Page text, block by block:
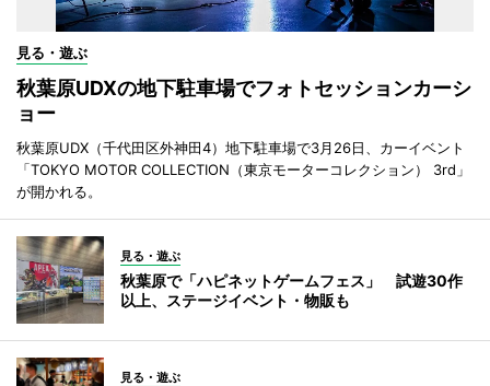
見る・遊ぶ
秋葉原UDXの地下駐車場でフォトセッションカーシ
ョー
秋葉原UDX（千代田区外神田4）地下駐車場で3月26日、カーイベント
「TOKYO MOTOR COLLECTION（東京モーターコレクション） 3rd」
が開かれる。
見る・遊ぶ
秋葉原で「ハピネットゲームフェス」 試遊30作
以上、ステージイベント・物販も
見る・遊ぶ